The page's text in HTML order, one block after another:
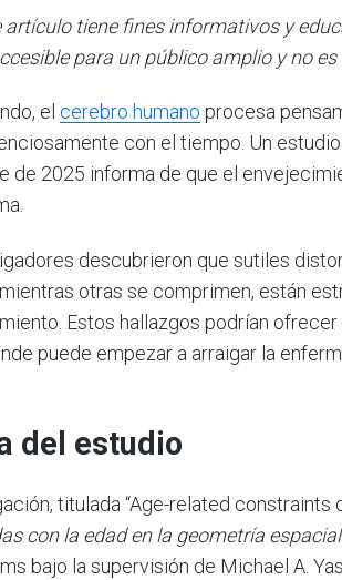
tiene fines informativos y
para un público amplio y no
el cerebro humano procesa
con el tiempo. Un
de 2025 informa de que el
descubrieron que sutiles
otras se comprimen, están
Estos hallazgos podrían
puede empezar a arraigar la
del estudio
titulada “Age-related constraints
con la edad en la geometría
bajo la supervisión de Michael A.